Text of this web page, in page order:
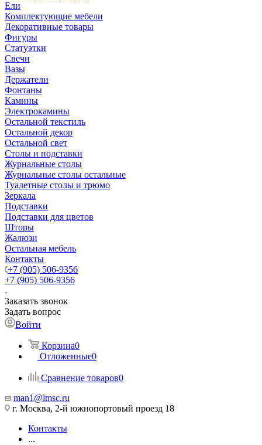
Ели
Комплектующие мебели
Декоративные товары
Фигуры
Статуэтки
Свечи
Вазы
Держатели
Фонтаны
Камины
Электрокамины
Остальной текстиль
Остальной декор
Остальной свет
Столы и подставки
Журнальные столы
Журнальные столы остальные
Туалетные столы и трюмо
Зеркала
Подставки
Подставки для цветов
Шторы
Жалюзи
Остальная мебель
Контакты
+7 (905) 506-9356
+7 (905) 506-9356
Заказать звонок
Задать вопрос
Войти
Корзина0
Отложенные0
Сравнение товаров0
man1@lmsc.ru
г. Москва, 2-й южнопортовый проезд 18
Контакты
...